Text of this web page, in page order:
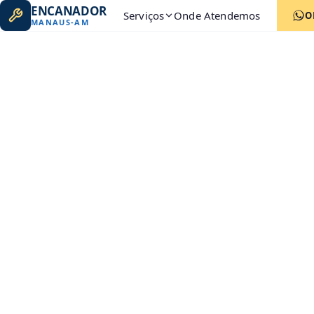
ENCANADOR
MANAUS-AM Serviços Onde Atendemos